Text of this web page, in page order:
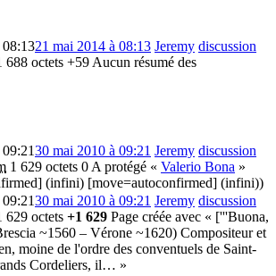
08:1321 mai 2014 à 08:13 Jeremy discussion
688 octets +59 Aucun résumé des
09:2130 mai 2010 à 09:21 Jeremy discussion
1 629 octets 0 A protégé « Valerio Bona »
(infini) [move=autoconfirmed] (infini))
09:2130 mai 2010 à 09:21 Jeremy discussion
629 octets +1 629 Page créée avec « ['''Buona,
~1560 – Vérone ~1620) Compositeur et
moine de l'ordre des conventuels de Saint-
Cordeliers, il… »